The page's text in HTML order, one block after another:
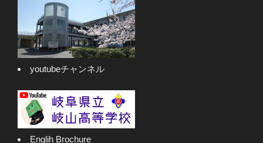
youtubeチャンネル
Englih Brochure